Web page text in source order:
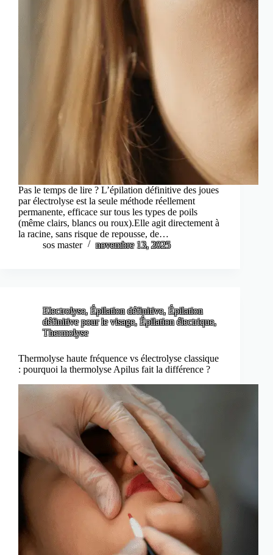
Pas le temps de lire ? L’épilation définitive des joues
par électrolyse est la seule méthode réellement
permanente, efficace sur tous les types de poils
(même clairs, blancs ou roux).Elle agit directement à
la racine, sans risque de repousse, de…
sos master
novembre 13, 2025
Electrolyse,Épilation définitive,Épilation
définitive pour le visage,Épilation électrique,
Thermolyse
Thermolyse haute fréquence vs électrolyse classique
: pourquoi la thermolyse Apilus fait la différence ?